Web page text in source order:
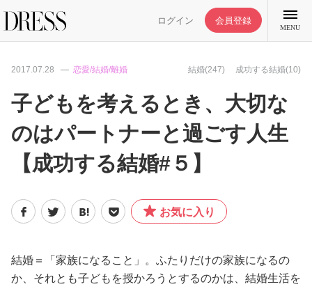
ログイン 会員登録
MENU
特集記事
DRESS部活
ライフスタイル
ファッション
2017.07.28 恋愛/結婚/離婚 結婚(247) 成功する結婚(10)
子どもを考えるとき、大切な
のはパートナーと過ごす人生
【成功する結婚#５】
お気に入り
結婚＝「家族になること」。ふたりだけの家族になるの
か、それとも子どもを授かろうとするのかは、結婚生活を